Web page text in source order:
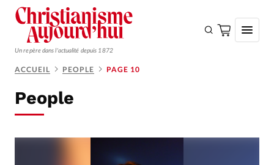
Un repère dans l'actualité depuis 1872
Monde
ACCUEIL PEOPLE PAGE 10
People